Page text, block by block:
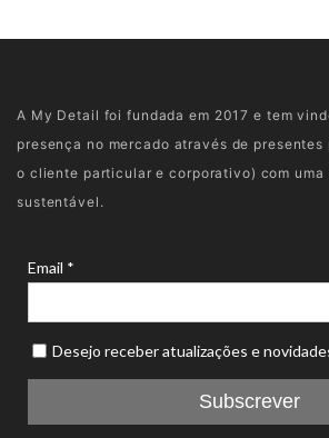
A My Detail foi fundada em 2017 e tem
presença no mercado através de
o cliente particular e corporativo) com
sustentável.